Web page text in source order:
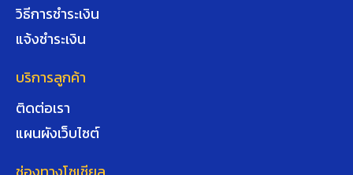
วิธีการชำระเงิน
แจ้งชำระเงิน
บริการลูกค้า
ติดต่อเรา
แผนผังเว็บไซต์